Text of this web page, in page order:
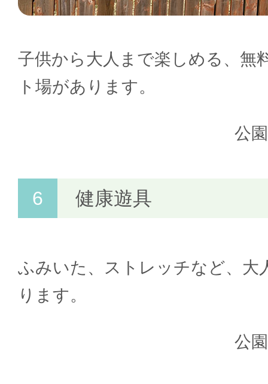
子供から大人まで楽しめる、無
ト場があります。
公
健康遊具
ふみいた、ストレッチなど、大
ります。
公